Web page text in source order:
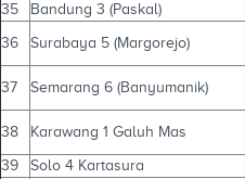
35
Bandung 3 (Paskal)
36 Surabaya 5 (Margorejo)
37 Semarang 6 (Banyumanik)
38 Karawang 1 Galuh Mas
39
Solo 4 Kartasura